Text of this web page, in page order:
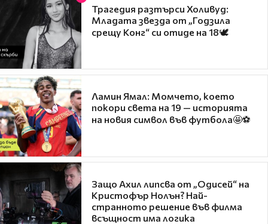
Трагедия разтърси Холивуд:
Младата звезда от „Годзила
срещу Конг“ си отиде на 18🕊️
Ламин Ямал: Момчето, което
покори света на 19 — историята
на новия символ във футбола🤩⚽
Защо Ахил липсва от „Одисей“ на
Кристофър Нолън? Най-
странното решение във филма
всъщност има логика